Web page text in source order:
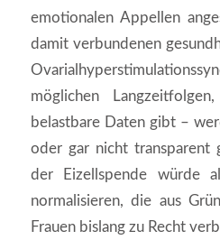
emotionalen Appellen
damit verbundenen
möglichen
belastbare Daten gibt –
oder gar nicht transparent
der Eizellspende würde
normalisieren, die aus
Frauen bislang zu Recht